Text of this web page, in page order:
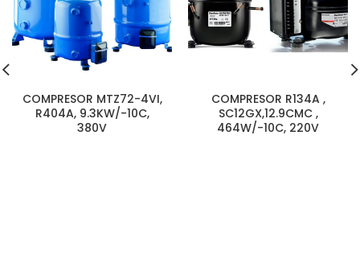
COMPRESOR MTZ72-4VI,
R404A, 9.3KW/-10C,
380V
COMPRESOR R134A ,
SC12GX,12.9CMC ,
464W/-10C, 220V